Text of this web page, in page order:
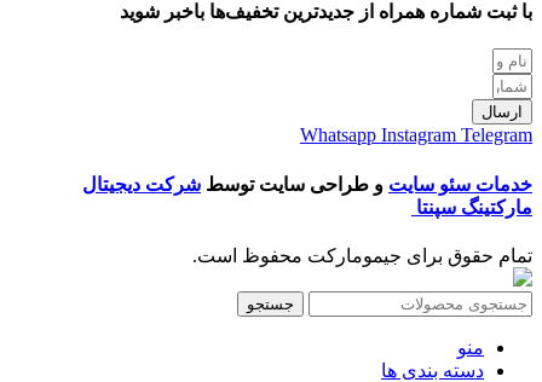
با ثبت شماره همراه از جدید‌ترین تخفیف‌ها با‌خبر شوید
ارسال
Whatsapp Instagram Telegram
خدمات سئو سایت و طراحی سایت توسط شرکت دیجیتال
مارکتینگ سپنتا
تمام حقوق برای جیمومارکت محفوظ است.
جستجو
منو
دسته بندی ها